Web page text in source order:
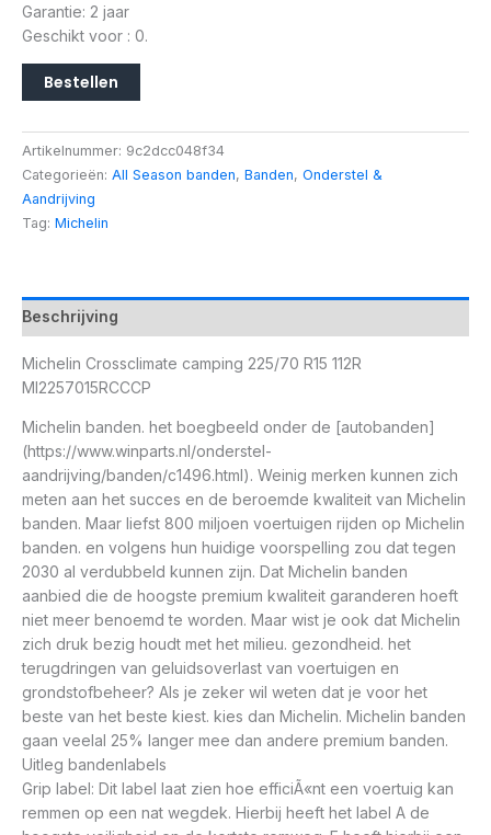
Garantie: 2 jaar
Geschikt voor : 0.
Bestellen
Artikelnummer: 9c2dcc048f34
Categorieën: All Season banden, Banden, Onderstel &
Aandrijving
Tag: Michelin
Beschrijving
Michelin Crossclimate camping 225/70 R15 112R
MI2257015RCCCP
Michelin banden. het boegbeeld onder de [autobanden]
(https://www.winparts.nl/onderstel-
aandrijving/banden/c1496.html). Weinig merken kunnen zich
meten aan het succes en de beroemde kwaliteit van Michelin
banden. Maar liefst 800 miljoen voertuigen rijden op Michelin
banden. en volgens hun huidige voorspelling zou dat tegen
2030 al verdubbeld kunnen zijn. Dat Michelin banden
aanbied die de hoogste premium kwaliteit garanderen hoeft
niet meer benoemd te worden. Maar wist je ook dat Michelin
zich druk bezig houdt met het milieu. gezondheid. het
terugdringen van geluidsoverlast van voertuigen en
grondstofbeheer? Als je zeker wil weten dat je voor het
beste van het beste kiest. kies dan Michelin. Michelin banden
gaan veelal 25% langer mee dan andere premium banden.
Uitleg bandenlabels
Grip label: Dit label laat zien hoe efficiÃ«nt een voertuig kan
remmen op een nat wegdek. Hierbij heeft het label A de